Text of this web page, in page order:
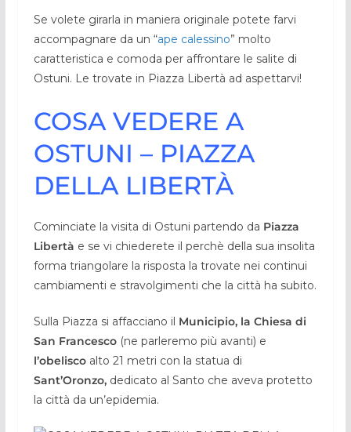
Se volete girarla in maniera originale potete farvi
accompagnare da un “ape calessino” molto
caratteristica e comoda per affrontare le salite di
Ostuni. Le trovate in Piazza Libertà ad aspettarvi!
COSA VEDERE A
OSTUNI – PIAZZA
DELLA LIBERTÀ
Cominciate la visita di Ostuni partendo da Piazza
Libertà e se vi chiederete il perchè della sua insolita
forma triangolare la risposta la trovate nei continui
cambiamenti e stravolgimenti che la città ha subito.
Sulla Piazza si affacciano il Municipio, la Chiesa di
San Francesco (ne parleremo più avanti) e
l’obeliscoalto 21 metri con la statua di
Sant’Oronzo, dedicato al Santo che aveva protetto
la città da un’epidemia.